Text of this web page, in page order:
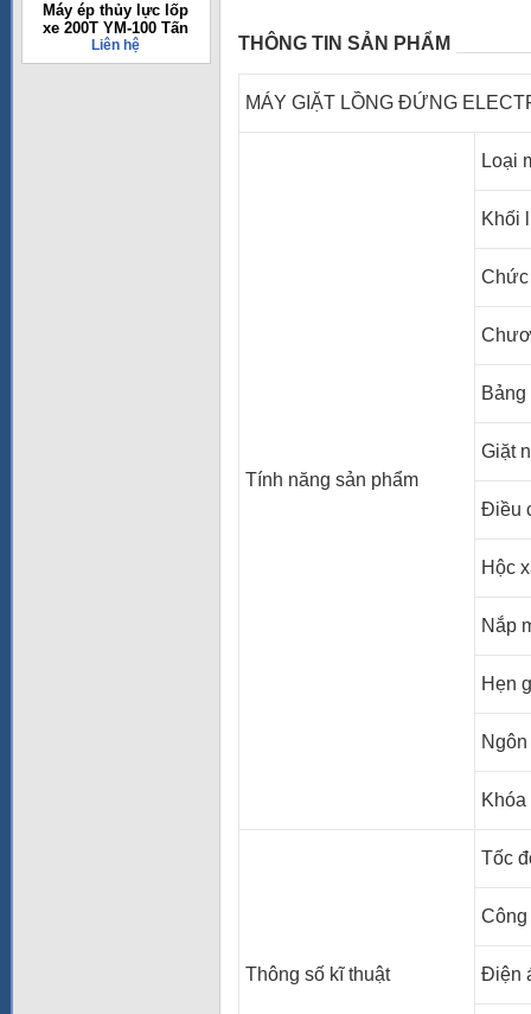
Máy ép thủy lực lốp
xe 200T YM-100 Tấn
Liên hệ THÔNG TIN SẢN PHẨM
MÁY GIẶT LỒNG ĐỨNG
Tính năng sản phẩm
Loại
Khối
Chức
Giặt
Điều
Hộc
Nắp
Hẹn
Khóa
Thông số kĩ thuật
Tốc
Công
Điện